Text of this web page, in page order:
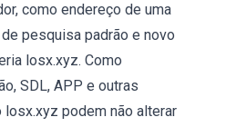
como endereço de uma
pesquisa padrão e novo
losx.xyz. Como
SDL, APP e outras
podem não alterar